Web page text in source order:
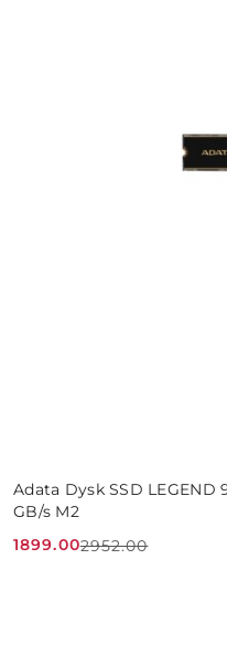
Adata Dysk SSD LEGEND
GB/s M2
Cena
1899.00
Cena
2952.00